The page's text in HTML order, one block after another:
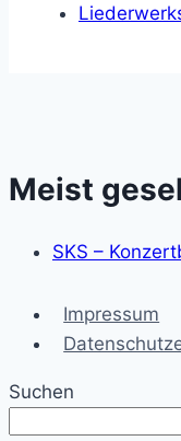
Meist
SKS –
Impressum
Suchen